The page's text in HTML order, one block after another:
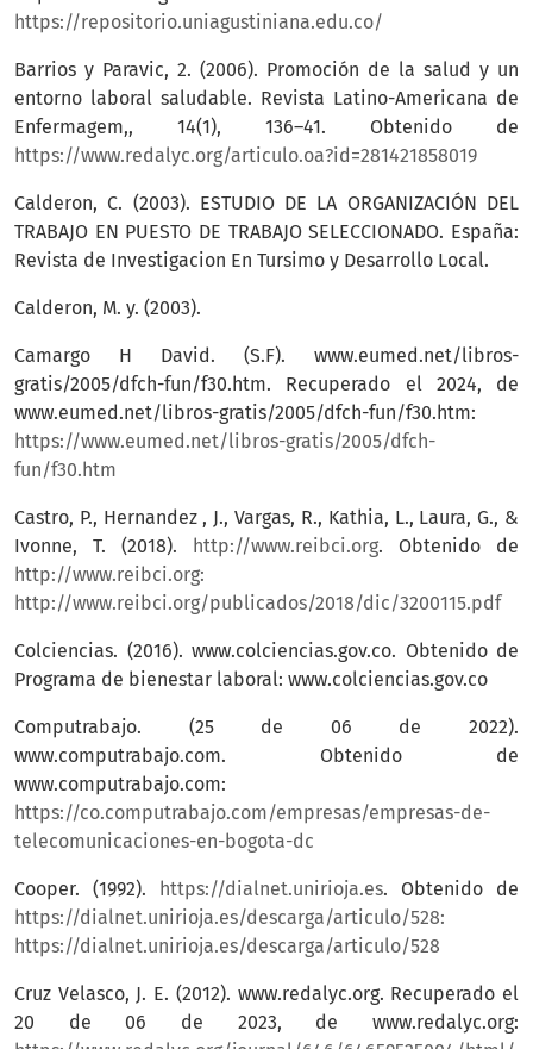
https://repositorio.uniagustiniana.edu.co/
Barrios y Paravic, 2. (2006). Promoción de la salud y un
entorno laboral saludable. Revista Latino-Americana de
Enfermagem,, 14(1), 136–41. Obtenido de
https://www.redalyc.org/articulo.oa?id=281421858019
Calderon, C. (2003). ESTUDIO DE LA ORGANIZACIÓN DEL
TRABAJO EN PUESTO DE TRABAJO SELECCIONADO. España:
Revista de Investigacion En Tursimo y Desarrollo Local.
Calderon, M. y. (2003).
Camargo H David. (S.F). www.eumed.net/libros-
gratis/2005/dfch-fun/f30.htm. Recuperado el 2024, de
www.eumed.net/libros-gratis/2005/dfch-fun/f30.htm:
https://www.eumed.net/libros-gratis/2005/dfch-
fun/f30.htm
Castro, P., Hernandez , J., Vargas, R., Kathia, L., Laura, G., &
Ivonne, T. (2018).
http://www.reibci.org. Obtenido de
http://www.reibci.org:
http://www.reibci.org/publicados/2018/dic/3200115.pdf
Colciencias. (2016). www.colciencias.gov.co. Obtenido de
Programa de bienestar laboral: www.colciencias.gov.co
Computrabajo. (25 de 06 de 2022).
www.computrabajo.com. Obtenido de
www.computrabajo.com:
https://co.computrabajo.com/empresas/empresas-de-
telecomunicaciones-en-bogota-dc
Cooper. (1992). https://dialnet.unirioja.es. Obtenido de
https://dialnet.unirioja.es/descarga/articulo/528:
https://dialnet.unirioja.es/descarga/articulo/528
Cruz Velasco, J. E. (2012). www.redalyc.org. Recuperado el
20 de 06 de 2023, de www.redalyc.org: